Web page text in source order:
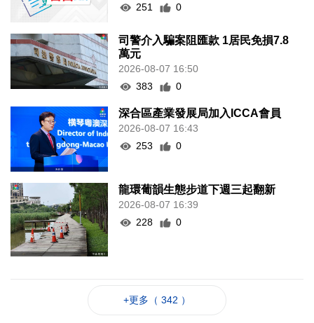
251
0
司警介入騙案阻匯款 1居民免損7.8
萬元
2026-08-07 16:50
383
0
深合區產業發展局加入ICCA會員
2026-08-07 16:43
253
0
龍環葡韻生態步道下週三起翻新
2026-08-07 16:39
228
0
+更多（ 342 ）